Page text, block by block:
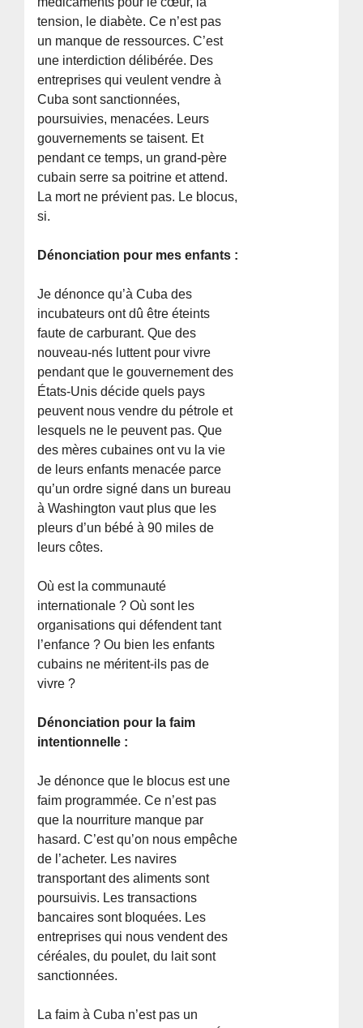
tension, le diabète. Ce n’est pas
un manque de ressources. C’est
une interdiction délibérée. Des
entreprises qui veulent vendre à
Cuba sont sanctionnées,
poursuivies, menacées. Leurs
gouvernements se taisent. Et
pendant ce temps, un grand-père
cubain serre sa poitrine et attend.
La mort ne prévient pas. Le blocus,
si.
Dénonciation pour mes enfants :
Je dénonce qu’à Cuba des
incubateurs ont dû être éteints
faute de carburant. Que des
nouveau-nés luttent pour vivre
pendant que le gouvernement des
États-Unis décide quels pays
peuvent nous vendre du pétrole et
lesquels ne le peuvent pas. Que
des mères cubaines ont vu la vie
de leurs enfants menacée parce
qu’un ordre signé dans un bureau
à Washington vaut plus que les
pleurs d’un bébé à 90 miles de
leurs côtes.
Où est la communauté
internationale ? Où sont les
organisations qui défendent tant
l’enfance ? Ou bien les enfants
cubains ne méritent-ils pas de
vivre ?
Dénonciation pour la faim
intentionnelle :
Je dénonce que le blocus est une
faim programmée. Ce n’est pas
que la nourriture manque par
hasard. C’est qu’on nous empêche
de l’acheter. Les navires
transportant des aliments sont
poursuivis. Les transactions
bancaires sont bloquées. Les
entreprises qui nous vendent des
céréales, du poulet, du lait sont
sanctionnées.
La faim à Cuba n’est pas un